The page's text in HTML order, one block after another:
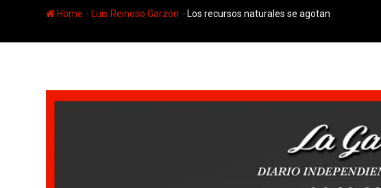
Home - Luis Reinoso Garzón - Los recursos naturales se agotan